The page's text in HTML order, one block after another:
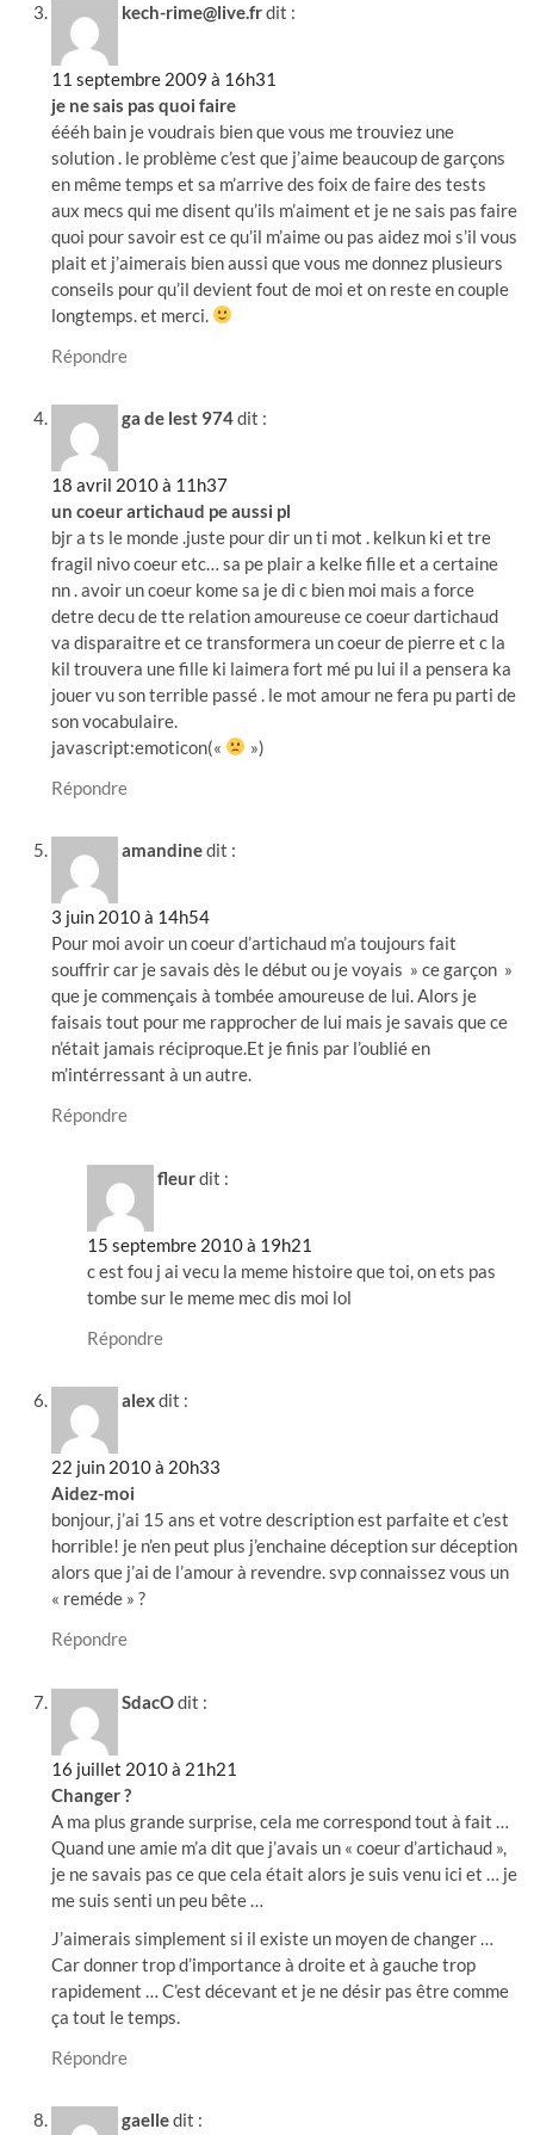
kech-rime@live.frdit :
11 septembre 2009 à 16h31
je ne sais pas quoi faire
éééh bain je voudrais bien que vous me trouviez une
solution . le problème c’est que j’aime beaucoup de garçons
en même temps et sa m’arrive des foix de faire des tests
aux mecs qui me disent qu’ils m’aiment et je ne sais pas faire
quoi pour savoir est ce qu’il m’aime ou pas aidez moi s’il vous
plait et j’aimerais bien aussi que vous me donnez plusieurs
conseils pour qu’il devient fout de moi et on reste en couple
longtemps. et merci.
Répondre
ga de lest 974dit :
18 avril 2010 à 11h37
un coeur artichaud pe aussi pl
bjr a ts le monde .juste pour dir un ti mot . kelkun ki et tre
fragil nivo coeur etc… sa pe plair a kelke fille et a certaine
nn . avoir un coeur kome sa je di c bien moi mais a force
detre decu de tte relation amoureuse ce coeur dartichaud
va disparaitre et ce transformera un coeur de pierre et c la
kil trouvera une fille ki laimera fort mé pu lui il a pensera ka
jouer vu son terrible passé . le mot amour ne fera pu parti de
son vocabulaire.
javascript:emoticon(«
»)
Répondre
amandinedit :
3 juin 2010 à 14h54
Pour moi avoir un coeur d’artichaud m’a toujours fait
souffrir car je savais dès le début ou je voyais » ce garçon »
que je commençais à tombée amoureuse de lui. Alors je
faisais tout pour me rapprocher de lui mais je savais que ce
n’était jamais réciproque.Et je finis par l’oublié en
m’intérressant à un autre.
Répondre
fleurdit :
15 septembre 2010 à 19h21
c est fou j ai vecu la meme histoire que toi, on ets pas
tombe sur le meme mec dis moi lol
Répondre
alexdit :
22 juin 2010 à 20h33
Aidez-moi
bonjour, j’ai 15 ans et votre description est parfaite et c’est
horrible! je n’en peut plus j’enchaine déception sur déception
alors que j’ai de l’amour à revendre. svp connaissez vous un
« reméde » ?
Répondre
SdacOdit :
16 juillet 2010 à 21h21
Changer ?
A ma plus grande surprise, cela me correspond tout à fait …
Quand une amie m’a dit que j’avais un « coeur d’artichaud »,
je ne savais pas ce que cela était alors je suis venu ici et … je
me suis senti un peu bête …
J’aimerais simplement si il existe un moyen de changer …
Car donner trop d’importance à droite et à gauche trop
rapidement … C’est décevant et je ne désir pas être comme
ça tout le temps.
Répondre
gaelledit :